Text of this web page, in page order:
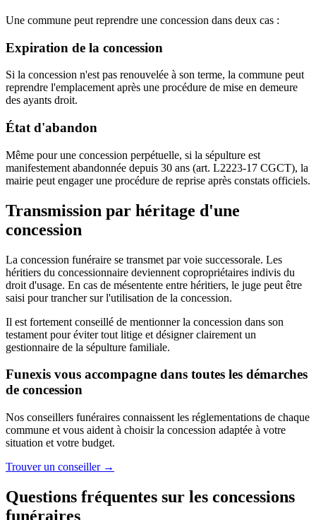
Une commune peut reprendre une concession dans deux cas :
Expiration de la concession
Si la concession n'est pas renouvelée à son terme, la commune peut
reprendre l'emplacement après une procédure de mise en demeure
des ayants droit.
État d'abandon
Même pour une concession perpétuelle, si la sépulture est
manifestement abandonnée depuis 30 ans (art. L2223-17 CGCT), la
mairie peut engager une procédure de reprise après constats officiels.
Transmission par héritage d'une
concession
La concession funéraire se transmet par voie successorale. Les
héritiers du concessionnaire deviennent copropriétaires indivis du
droit d'usage. En cas de mésentente entre héritiers, le juge peut être
saisi pour trancher sur l'utilisation de la concession.
Il est fortement conseillé de mentionner la concession dans son
testament pour éviter tout litige et désigner clairement un
gestionnaire de la sépulture familiale.
Funexis vous accompagne dans toutes les démarches
de concession
Nos conseillers funéraires connaissent les réglementations de chaque
commune et vous aident à choisir la concession adaptée à votre
situation et votre budget.
Trouver un conseiller →
Questions fréquentes sur les concessions
funéraires